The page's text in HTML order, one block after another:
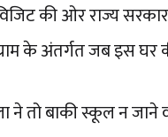
की ओर राज्य
के अंतर्गत जब इस
तो बाकी स्कूल न जाने